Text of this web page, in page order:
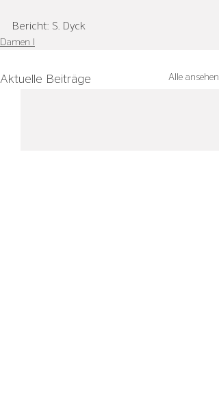
Bericht: S. Dyck
Damen I
Aktuelle Beiträge Alle ansehen